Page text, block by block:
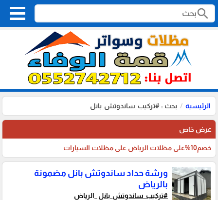
search
الرئيسية بحث : #تركيب_ساندوتش_بانل
عرض خاص
خصم10%على مظلات الرياض على مظلات السيارات
ورشة حداد ساندوتش بانل مضمونة
بالرياض
#تركيب_ساندوتش_بانل _الرياض